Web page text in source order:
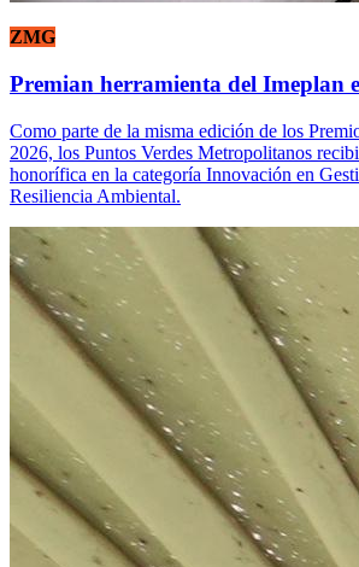
ZMG
Premian herramienta del Imeplan
Como parte de la misma edición de los
2026, los Puntos Verdes Metropolitanos
honorífica en la categoría Innovación en
Resiliencia Ambiental.